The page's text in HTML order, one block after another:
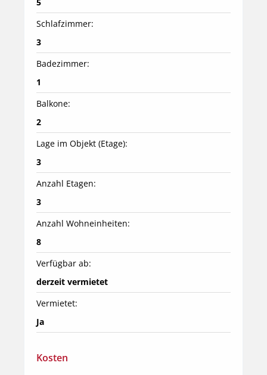
Schlafzimmer:
3
Badezimmer:
1
Balkone:
2
Lage im Objekt (Etage):
3
Anzahl Etagen:
3
Anzahl Wohneinheiten:
8
Verfügbar ab:
derzeit vermietet
Vermietet:
Ja
Kosten